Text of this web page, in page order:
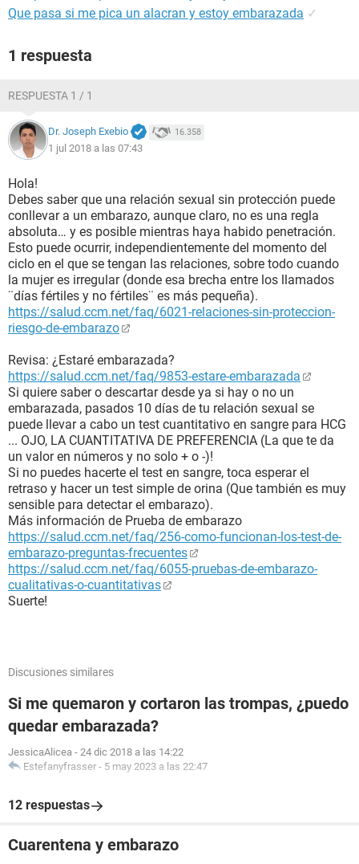
Que pasa si me pica un alacran y estoy embarazada ✓
1 respuesta
RESPUESTA 1 / 1
Dr. Joseph Exebio 16.358
1 jul 2018 a las 07:43
Hola!
Debes saber que una relación sexual sin protección puede
conllevar a un embarazo, aunque claro, no es una regla
absoluta… y es posible mientras haya habido penetración.
Esto puede ocurrir, independientemente del momento del
ciclo en el que se tengan las relaciones, sobre todo cuando
la mujer es irregular (donde esa brecha entre los llamados
¨días fértiles y no fértiles¨ es más pequeña).
https://salud.ccm.net/faq/6021-relaciones-sin-proteccion-
riesgo-de-embarazo
Revisa: ¿Estaré embarazada?
https://salud.ccm.net/faq/9853-estare-embarazada
Si quiere saber o descartar desde ya si hay o no un
embarazada, pasados 10 días de tu relación sexual se
puede llevar a cabo un test cuantitativo en sangre para HCG
... OJO, LA CUANTITATIVA DE PREFERENCIA (La que te da
un valor en números y no solo + o -)!
Si no puedes hacerte el test en sangre, toca esperar el
retraso y hacer un test simple de orina (Que también es muy
sensible para detectar el embarazo).
Más información de Prueba de embarazo
https://salud.ccm.net/faq/256-como-funcionan-los-test-de-
embarazo-preguntas-frecuentes
https://salud.ccm.net/faq/6055-pruebas-de-embarazo-
cualitativas-o-cuantitativas
Suerte!
Discusiones similares
Si me quemaron y cortaron las trompas, ¿puedo
quedar embarazada?
JessicaAlicea - 24 dic 2018 a las 14:22
Estefanyfrasser - 5 may 2023 a las 22:47
12 respuestas
Cuarentena y embarazo